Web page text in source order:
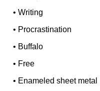
•Writing
• Procrastination
• Buffalo
• Free
• Enameled sheet metal